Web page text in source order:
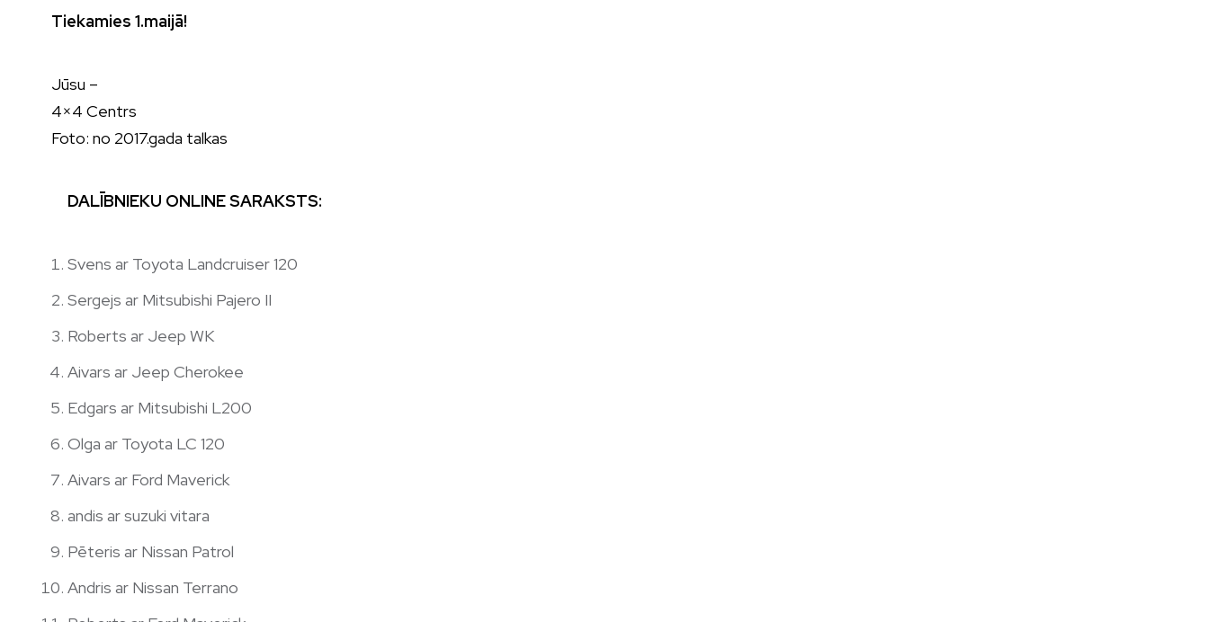
Tiekamies 1.maijā!
Jūsu –
4×4 Centrs
Foto: no 2017.gada talkas
DALĪBNIEKU ONLINESARAKSTS:
Svens ar Toyota Landcruiser 120
Sergejs ar Mitsubishi Pajero II
Roberts ar Jeep WK
Aivars ar Jeep Cherokee
Edgars ar Mitsubishi L200
Olga ar Toyota LC 120
Aivars ar Ford Maverick
andis ar suzuki vitara
Pēteris ar Nissan Patrol
Andris ar Nissan Terrano